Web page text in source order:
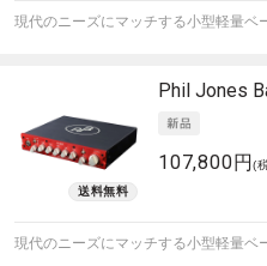
現代のニーズにマッチする小型軽量ベ
Phil Jones
107,800円(
現代のニーズにマッチする小型軽量ベ